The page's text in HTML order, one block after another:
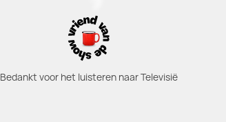
Bedankt voor het luisteren naar Televisië